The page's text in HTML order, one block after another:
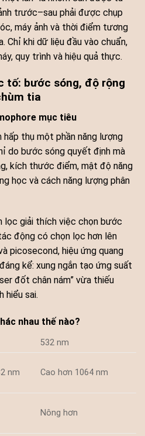
trước–sau phải được chụp
máy ảnh và thời điểm tương
Chỉ khi dữ liệu đầu vào chuẩn,
quy trình và hiệu quả thực.
tố: bước sóng, độ rộng
tia
mục tiêu
hấp thụ một phần năng lượng
do bước sóng quyết định mà
kích thước điểm, mật độ năng
học và cách năng lượng phân
lọc giải thích việc chọn bước
động có chọn lọc hơn lên
picosecond, hiệu ứng quang
kể: xung ngắn tạo ứng suất
đốt chân nám” vừa thiếu
hiểu sai.
nhau thế nào?
532 nm
nm Cao hơn 1064 nm
Nông hơn